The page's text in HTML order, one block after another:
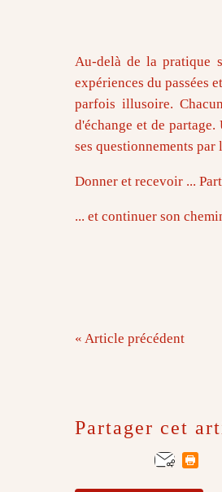
Au-delà de la pratique
expériences du passées
parfois illusoire.
d'échange et de
ses questionnements
Donner et recevoir ...
... et continuer son
« Article précédent
Partager cet